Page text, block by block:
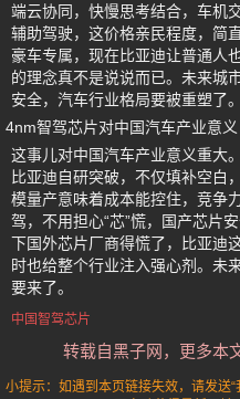
端云协同，快慢思考结合，车机
辅助驾驶，这价格亲民程度，简
豪车专属，现在比亚迪让普通人
的理念真不是说说而已。未来城
安全，汽车行业格局要被重塑了。
4nm智驾芯片对中国汽车产业意
这事儿对中国汽车产业意义重大
比亚迪自研突破，不仅填补空白
模量产意味着成本能控住，竞争
驾，不用担心“芯”慌，国产芯片
下国外芯片厂商得慌了，比亚迪
时也给整个行业注入强心剂。未
要来了。
中国智驾芯片
转载自黑子网，更多本
小提示：如遇到本页链接失效，请发送